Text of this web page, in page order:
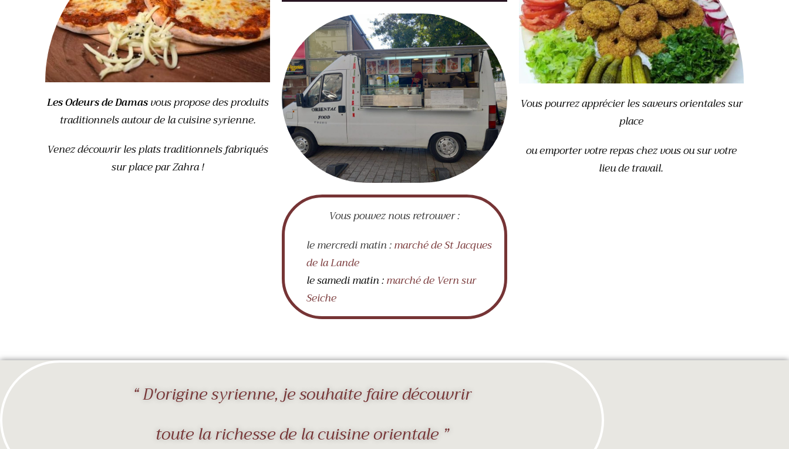
Les Odeurs de Damasvous propose des produits
traditionnels autour de la cuisine syrienne.
Venez découvrir les plats traditionnels fabriqués
sur place par Zahra !
Vous pouvez nous retrouver :
le mercredi matin :marché de St Jacques
de la Lande
le samedi matin :marché de Vern sur
Seiche
Vous pourrez apprécier les saveurs orientales sur
place
ou emporter votre repas chez vous ou sur votre
lieu de travail.
“ D'origine syrienne, je souhaite faire découvrir
toute la richesse de la cuisine orientale ”